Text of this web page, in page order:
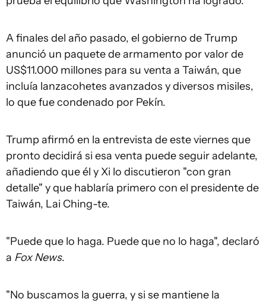
A finales del año pasado, el gobierno de Trump
anunció un paquete de armamento por valor de
US$11.000 millones para su venta a Taiwán, que
incluía lanzacohetes avanzados y diversos misiles,
lo que fue condenado por Pekín.
Trump afirmó en la entrevista de este viernes que
pronto decidirá si esa venta puede seguir adelante,
añadiendo que él y Xi lo discutieron "con gran
detalle" y que hablaría primero con el presidente de
Taiwán, Lai Ching-te.
"Puede que lo haga. Puede que no lo haga", declaró
a Fox News.
"No buscamos la guerra, y si se mantiene la